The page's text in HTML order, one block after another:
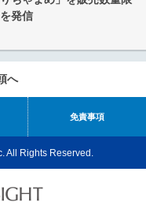
発信
へ
免責事項
All Rights Reserved.